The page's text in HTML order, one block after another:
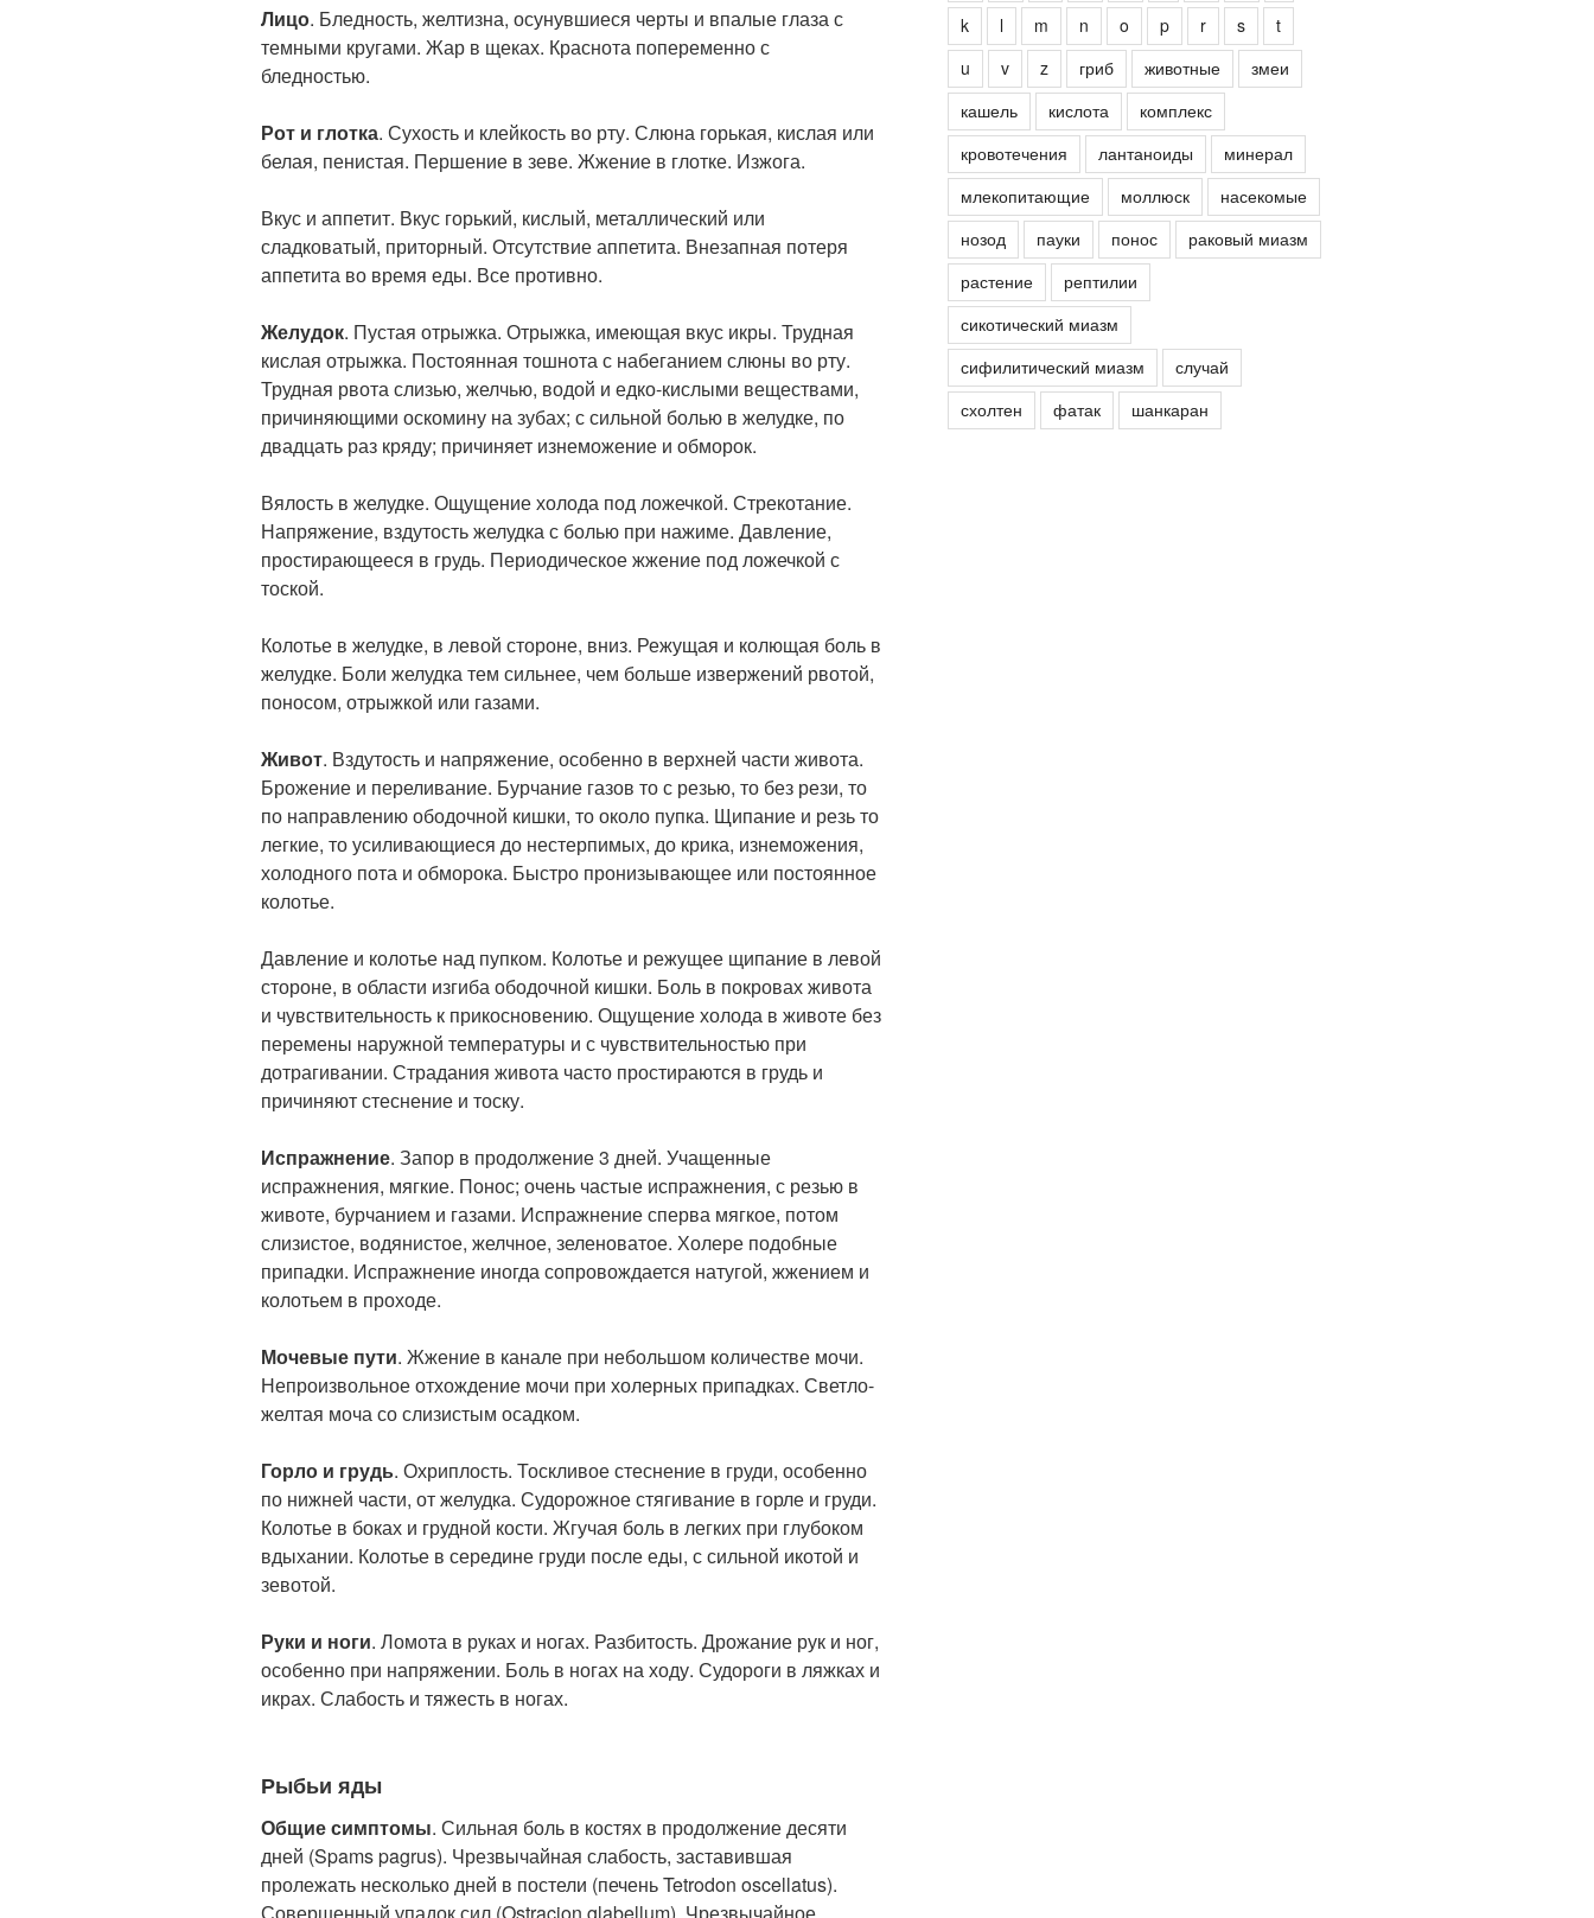
Лицо. Бледность, желтизна, осунувшиеся черты и впалые глаза с
темными кругами. Жар в щеках. Краснота попеременно с
бледностью.
Рот и глотка. Сухость и клейкость во рту. Слюна горькая, кислая или
белая, пенистая. Першение в зеве. Жжение в глотке. Изжога.
Вкус и аппетит. Вкус горький, кислый, металлический или
сладковатый, приторный. Отсутствие аппетита. Внезапная потеря
аппетита во время еды. Все противно.
Желудок. Пустая отрыжка. Отрыжка, имеющая вкус икры. Трудная
кислая отрыжка. Постоянная тошнота с набеганием слюны во рту.
Трудная рвота слизью, желчью, водой и едко-кислыми веществами,
причиняющими оскомину на зубах; с сильной болью в желудке, по
двадцать раз кряду; причиняет изнеможение и обморок.
Вялость в желудке. Ощущение холода под ложечкой. Стрекотание.
Напряжение, вздутость желудка с болью при нажиме. Давление,
простирающееся в грудь. Периодическое жжение под ложечкой с
тоской.
Колотье в желудке, в левой стороне, вниз. Режущая и колющая боль в
желудке. Боли желудка тем сильнее, чем больше извержений рвотой,
поносом, отрыжкой или газами.
Живот. Вздутость и напряжение, особенно в верхней части живота.
Брожение и переливание. Бурчание газов то с резью, то без рези, то
по направлению ободочной кишки, то около пупка. Щипание и резь то
легкие, то усиливающиеся до нестерпимых, до крика, изнеможения,
холодного пота и обморока. Быстро пронизывающее или постоянное
колотье.
Давление и колотье над пупком. Колотье и режущее щипание в левой
стороне, в области изгиба ободочной кишки. Боль в покровах живота
и чувствительность к прикосновению. Ощущение холода в животе без
перемены наружной температуры и с чувствительностью при
дотрагивании. Страдания живота часто простираются в грудь и
причиняют стеснение и тоску.
Испражнение. Запор в продолжение 3 дней. Учащенные
испражнения, мягкие. Понос; очень частые испражнения, с резью в
животе, бурчанием и газами. Испражнение сперва мягкое, потом
слизистое, водянистое, желчное, зеленоватое. Холере подобные
припадки. Испражнение иногда сопровождается натугой, жжением и
колотьем в проходе.
Мочевые пути. Жжение в канале при небольшом количестве мочи.
Непроизвольное отхождение мочи при холерных припадках. Светло-
желтая моча со слизистым осадком.
Горло и грудь. Охриплость. Тоскливое стеснение в груди, особенно
по нижней части, от желудка. Судорожное стягивание в горле и груди.
Колотье в боках и грудной кости. Жгучая боль в легких при глубоком
вдыхании. Колотье в середине груди после еды, с сильной икотой и
зевотой.
Руки и ноги. Ломота в руках и ногах. Разбитость. Дрожание рук и ног,
особенно при напряжении. Боль в ногах на ходу. Судороги в ляжках и
икрах. Слабость и тяжесть в ногах.
Рыбьи яды
Общие симптомы. Сильная боль в костях в продолжение десяти
дней (Spams pagrus). Чрезвычайная слабость, заставившая
пролежать несколько дней в постели (печень Tetrodon oscellatus).
k
l m n o p r s
t
u
v z гриб животные
змеи
кашель
кислота
комплекс
кровотечения
лантаноиды
минерал
млекопитающие
моллюск
насекомые
нозод
пауки понос
раковый миазм
растение
рептилии
сикотический миазм
сифилитический миазм
случай
схолтен
фатак шанкаран